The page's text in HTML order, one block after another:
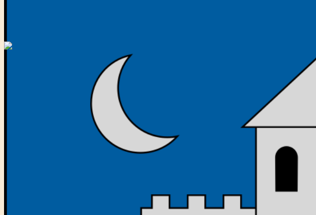
szabadidejében is, akár egy- egy karaoke estén, ahol az éneklés
választott zenére kedvenc lépéseinkkel szórakoztatjuk magunkat.